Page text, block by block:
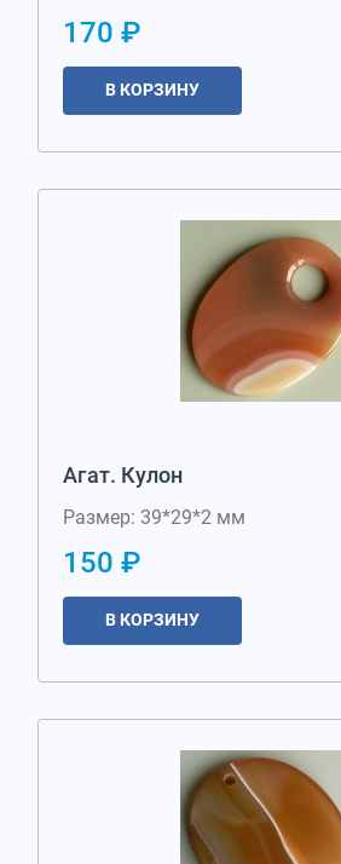
170 ₽
В КОРЗИНУ
Агат. Кулон
Размер: 39*29*2 мм
150 ₽
В КОРЗИНУ